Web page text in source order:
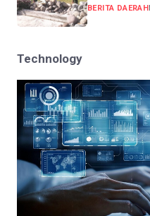
BERITA DAERAH
Technology